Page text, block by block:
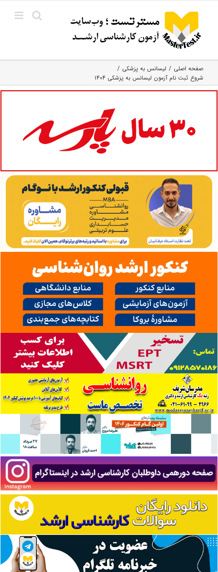
content
صفحه اصلی
لیسانس به پزشکی
شروع ثبت نام آزمون لیسانس به پزشکی ۱۴۰۴